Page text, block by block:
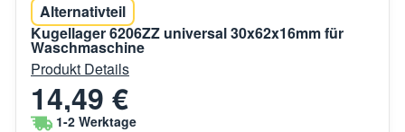
Alternativteil
Kugellager 6206ZZ universal 30x62x16mm für
Waschmaschine
Produkt Details
14,49 €
1-2 Werktage